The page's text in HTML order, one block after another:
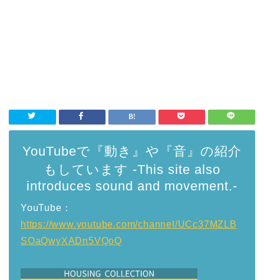
YouTubeで『動き』や『音』の紹介
もしています -This site also
introduces sound and movement.-
YouTube：
https://www.youtube.com/channel/UCc37MZLB
SOaQwyXADn5VQoQ